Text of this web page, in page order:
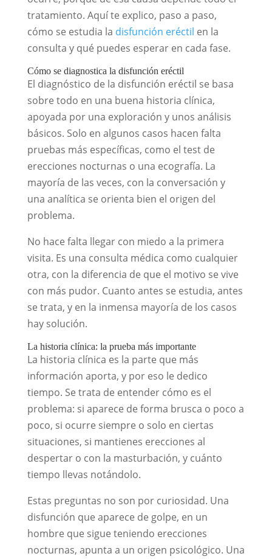
tratamiento. Aquí te explico, paso a paso,
cómo se estudia la disfunción eréctil en la
consulta y qué puedes esperar en cada fase.
Cómo se diagnostica la disfunción eréctil
El diagnóstico de la disfunción eréctil se basa
sobre todo en una buena historia clínica,
apoyada por una exploración y unos análisis
básicos. Solo en algunos casos hacen falta
pruebas más específicas, como el test de
erecciones nocturnas o una ecografía. La
mayoría de las veces, con la conversación y
una analítica se orienta bien el origen del
problema.
No hace falta llegar con miedo a la primera
visita. Es una consulta médica como cualquier
otra, con la diferencia de que el motivo se vive
con más pudor. Cuanto antes se estudia, antes
se trata, y en la inmensa mayoría de los casos
hay solución.
La historia clínica: la prueba más importante
La historia clínica es la parte que más
información aporta, y por eso le dedico
tiempo. Se trata de entender cómo es el
problema: si aparece de forma brusca o poco a
poco, si ocurre siempre o solo en ciertas
situaciones, si mantienes erecciones al
despertar o con la masturbación, y cuánto
tiempo llevas notándolo.
Estas preguntas no son por curiosidad. Una
disfunción que aparece de golpe, en un
hombre que sigue teniendo erecciones
nocturnas, apunta a un origen psicológico. Una